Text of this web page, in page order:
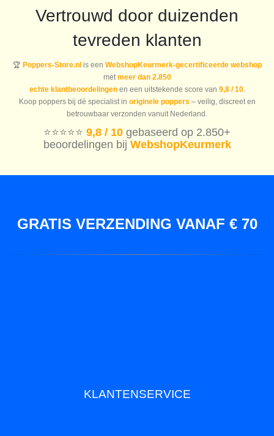
Vertrouwd door duizenden
tevreden klanten
🏆 Poppers-Store.nlis een WebshopKeurmerk-gecertificeerde webshop
met meer dan 2.850
echte klantbeoordelingenen een uitstekende score van 9,8 / 10.
Koop poppers bij dé specialist in originele poppers – veilig, discreet en
betrouwbaar verzonden vanuit Nederland.
⭐️⭐️⭐️⭐️⭐️ 9,8 / 10 gebaseerd op 2.850+
beoordelingen bij WebshopKeurmerk
GRATIS VERZENDING VANAF € 70
KLANTENSERVICE